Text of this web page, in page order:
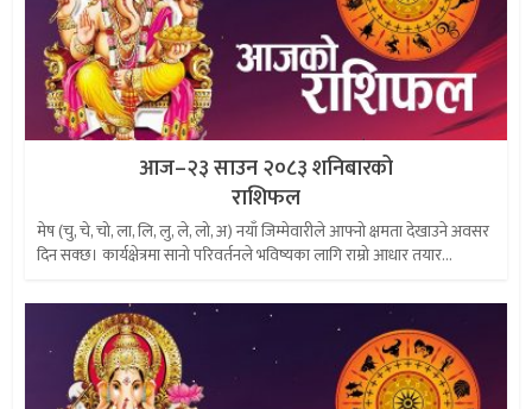
आज–२३ साउन २०८३ शनिबारको
राशिफल
मेष (चु, चे, चो, ला, लि, लु, ले, लो, अ) नयाँ जिम्मेवारीले आफ्नो क्षमता देखाउने अवसर
दिन सक्छ। कार्यक्षेत्रमा सानो परिवर्तनले भविष्यका लागि राम्रो आधार तयार...